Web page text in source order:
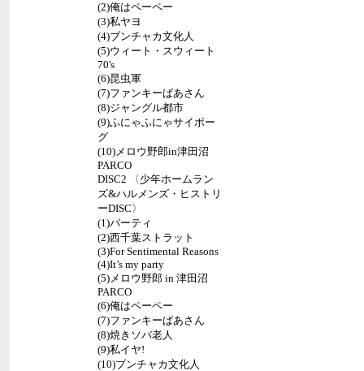
(2)俺はペーペー
(3)私ヤヨ
(4)ブンチャカ文化人
(5)ウィート・スウィート
70's
(6)昆虫軍
(7)ファンキーばあさん
(8)ジャングル都市
(9)ふにゃふにゃサイボー
グ
(10)メロウ野郎in津田沼
PARCO
DISC2 〈少年ホームラン
ズ&ハルメンズ・ヒストリ
ーDISC〉
(1)パーティ
(2)西千葉ストラット
(3)For Sentimental Reasons
(4)It’s my party
(5)メロウ野郎 in 津田沼
PARCO
(6)俺はペーペー
(7)ファンキーばあさん
(8)焼きソバ老人
(9)私イヤ!
(10)ブンチャカ文化人